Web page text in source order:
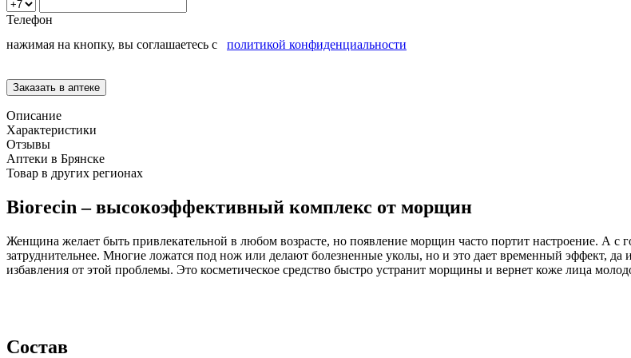
Телефон
нажимая на кнопку, вы соглашаетесь с политикой конфиденциальности
Описание
Характеристики
Отзывы
Аптеки в Брянске
Товар в других регионах
Biorecin – высокоэффективный комплекс от морщин
Женщина желает быть привлекательной в любом возрасте, но появление морщин часто портит настроение. А с
затруднительнее. Многие ложатся под нож или делают болезненные уколы, но и это дает временный эффект, да
избавления от этой проблемы. Это косметическое средство быстро устранит морщины и вернет коже лица
Состав